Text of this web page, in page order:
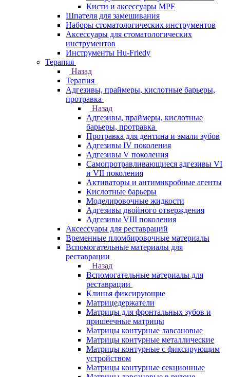
Кисти и аксессуары MPF
Шпателя для замешивания
Наборы стоматологических инструментов
Аксессуары для стоматологических
инструментов
Инструменты Hu-Friedy
Терапия
Назад
Терапия
Адгезивы, праймеры, кислотные барьеры,
протравка
Назад
Адгезивы, праймеры, кислотные
барьеры, протравка
Протравка для дентина и эмали зубов
Адгезивы IV поколения
Адгезивы V поколения
Самопротравливающиеся адгезивы VI
и VII поколения
Активаторы и антимикробные агенты
Кислотные барьеры
Моделировочные жидкости
Адгезивы двойного отверждения
Адгезивы VIII поколения
Аксессуары для реставраций
Временные пломбировочные материалы
Вспомогательные материалы для
реставрации
Назад
Вспомогательные материалы для
реставрации
Клинья фиксирующие
Матрицедержатели
Матрицы для фронтальных зубов и
пришеечные матрицы
Матрицы контурные лавсановые
Матрицы контурные металлические
Матрицы контурные с фиксирующим
устройством
Матрицы контурные секционные